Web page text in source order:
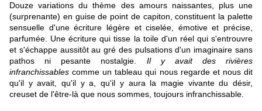
Douze variations du thème des amours naissantes, plus une
(surprenante) en guise de point de capiton, constituent la palette
sensuelle d'une écriture légère et ciselée, émotive et précise,
parfumée. Une écriture qui tisse la toile d'un réel qui s'entrouvre
et s'échappe aussitôt au gré des pulsations d'un imaginaire sans
pathos ni pesante nostalgie. Il y avait des rivières
infranchissables comme un tableau qui nous regarde et nous dit
qu'il y avait, qu'il y a, qu'il y aura la magie vivante du désir,
creuset de l'être-là que nous sommes, toujours infranchissable.